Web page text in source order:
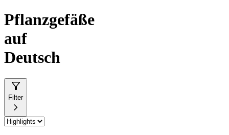
Pflanzgefäße
auf
Deutsch
Filter